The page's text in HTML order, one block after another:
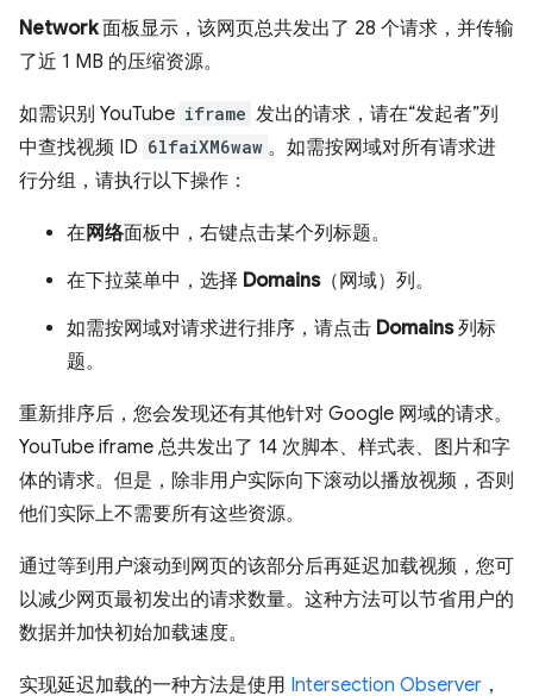
Network面板显示，该网页总共发出了 28 个请求，并传输
了近 1 MB 的压缩资源。
如需识别 YouTube iframe 发出的请求，请在“发起者”列
中查找视频 ID 6lfaiXM6waw 。如需按网域对所有请求进
行分组，请执行以下操作：
在 网络面板中，右键点击某个列标题。
在下拉菜单中，选择 Domains（网域）列。
如需按网域对请求进行排序，请点击 Domains列标
题。
重新排序后，您会发现还有其他针对 Google 网域的请求。
YouTube iframe 总共发出了 14 次脚本、样式表、图片和字
体的请求。但是，除非用户实际向下滚动以播放视频，否则
他们实际上不需要所有这些资源。
通过等到用户滚动到网页的该部分后再延迟加载视频，您可
以减少网页最初发出的请求数量。这种方法可以节省用户的
数据并加快初始加载速度。
实现延迟加载的一种方法是使用 Intersection Observer ，